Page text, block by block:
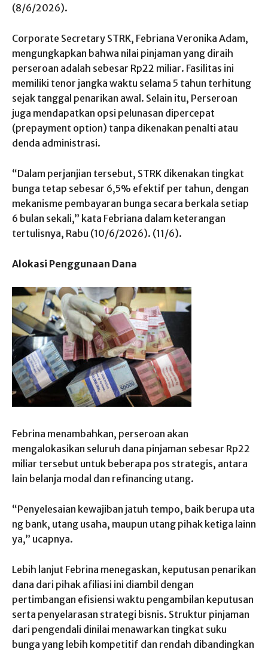
(8/6/2026).
Corporate Secretary STRK, Febriana Veronika Adam,
mengungkapkan bahwa nilai pinjaman yang diraih
perseroan adalah sebesar Rp22 miliar. Fasilitas ini
memiliki tenor jangka waktu selama 5 tahun terhitung
sejak tanggal penarikan awal. Selain itu, Perseroan
juga mendapatkan opsi pelunasan dipercepat
(prepayment option) tanpa dikenakan penalti atau
denda administrasi.
“Dalam perjanjian tersebut, STRK dikenakan tingkat
bunga tetap sebesar 6,5% efektif per tahun, dengan
mekanisme pembayaran bunga secara berkala setiap
6 bulan sekali,” kata Febriana dalam keterangan
tertulisnya, Rabu (10/6/2026). (11/6).
Alokasi Penggunaan Dana
Febrina menambahkan, perseroan akan
mengalokasikan seluruh dana pinjaman sebesar Rp22
miliar tersebut untuk beberapa pos strategis, antara
lain belanja modal dan refinancing utang.
“Penyelesaian kewajiban jatuh tempo, baik berupa uta
ng bank, utang usaha, maupun utang pihak ketiga lainn
ya,” ucapnya.
Lebih lanjut Febrina menegaskan, keputusan penarikan
dana dari pihak afiliasi ini diambil dengan
pertimbangan efisiensi waktu pengambilan keputusan
serta penyelarasan strategi bisnis. Struktur pinjaman
dari pengendali dinilai menawarkan tingkat suku
bunga yang lebih kompetitif dan rendah dibandingkan